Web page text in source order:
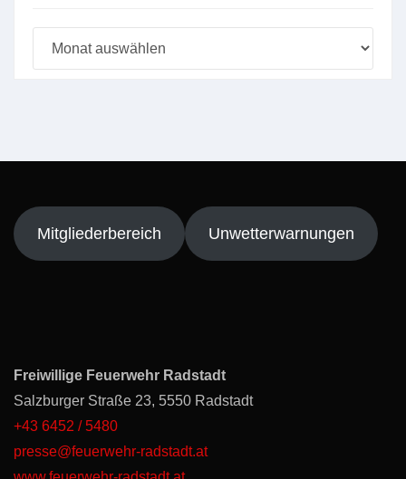
Mitgliederbereich Unwetterwarnungen
Freiwillige Feuerwehr Radstadt
Salzburger Straße 23, 5550 Radstadt
+43 6452 / 5480
presse@feuerwehr-radstadt.at